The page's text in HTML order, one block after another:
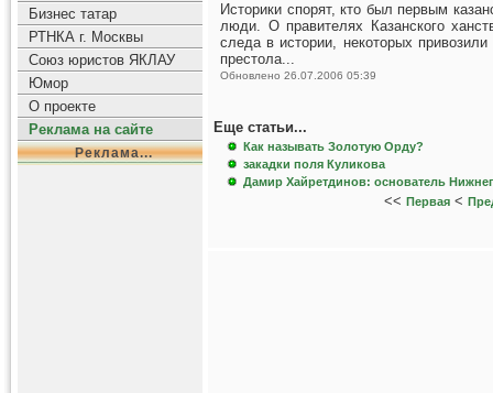
Бизнес татар
РТНКА г. Москвы
Союз юристов ЯКЛАУ
Юмор
О проекте
Реклама на сайте
Реклама...
Историки спорят, кто был первым
люди. О правителях Казанского
следа в истории, некоторых
престола...
Обновлено 26.07.2006 05:39
Еще статьи...
Как называть Золотую Орду?
закадки поля Куликова
Дамир Хайретдинов: основатель
<< Первая <